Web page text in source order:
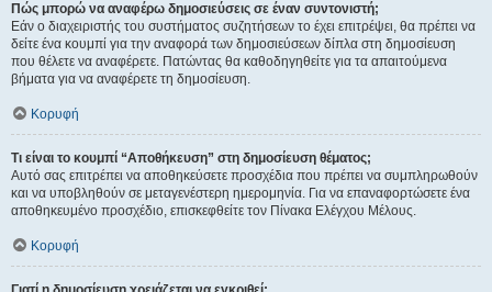
Πώς μπορώ να αναφέρω δημοσιεύσεις σε έναν συντονιστή;
Εάν ο διαχειριστής του συστήματος συζητήσεων το έχει επιτρέψει, θα πρέπει να
δείτε ένα κουμπί για την αναφορά των δημοσιεύσεων δίπλα στη δημοσίευση
που θέλετε να αναφέρετε. Πατώντας θα καθοδηγηθείτε για τα απαιτούμενα
βήματα για να αναφέρετε τη δημοσίευση.
Κορυφή
Τι είναι το κουμπί “Αποθήκευση” στη δημοσίευση θέματος;
Αυτό σας επιτρέπει να αποθηκεύσετε προσχέδια που πρέπει να συμπληρωθούν
και να υποβληθούν σε μεταγενέστερη ημερομηνία. Για να επαναφορτώσετε ένα
αποθηκευμένο προσχέδιο, επισκεφθείτε τον Πίνακα Ελέγχου Μέλους.
Κορυφή